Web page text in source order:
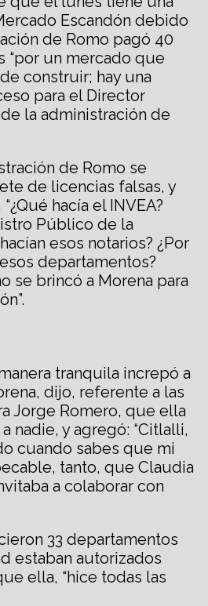
Escandón debido
de Romo pagó 40
“por un mercado que
construir; hay una
para el Director
la administración de
de Romo se
de licencias falsas, y
hacía el INVEA?
Público de la
esos notarios? ¿Por
departamentos?
se brincó a Morena para
tranquila increpó a
dijo, referente a las
Jorge Romero, que ella
nadie, y agregó: “Citlalli,
cuando sabes que mi
tanto, que Claudia
a colaborar con
33 departamentos
estaban autorizados
ella, “hice todas las